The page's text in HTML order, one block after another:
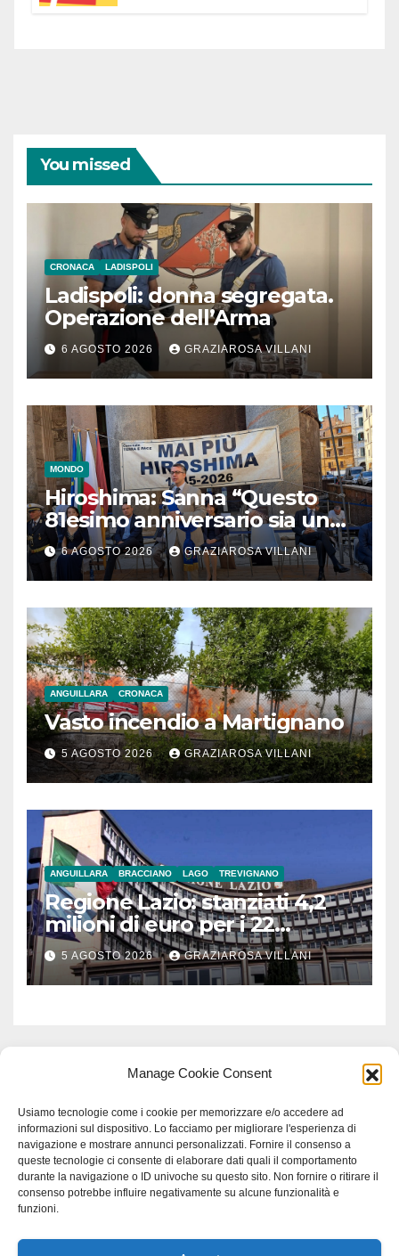
Manage Cookie Consent
Usiamo tecnologie come i cookie per memorizzare e/o accedere ad
informazioni sul dispositivo. Lo facciamo per migliorare l'esperienza di
navigazione e mostrare annunci personalizzati. Fornire il consenso a
queste tecnologie ci consente di elaborare dati quali il comportamento
durante la navigazione o ID univoche su questo sito. Non fornire o ritirare il
consenso potrebbe influire negativamente su alcune funzionalità e
funzioni.
You missed
CRONACA LADISPOLI
Ladispoli: donna segregata.
Operazione dell’Arma
6 AGOSTO 2026 GRAZIAROSA VILLANI
MONDO
Hiroshima: Sanna “Questo
81esimo anniversario sia un
monito per tutti”
6 AGOSTO 2026 GRAZIAROSA VILLANI
ANGUILLARA CRONACA
Vasto incendio a Martignano
5 AGOSTO 2026 GRAZIAROSA VILLANI
ANGUILLARA BRACCIANO LAGO TREVIGNANO
Regione Lazio: stanziati 4,2
milioni di euro per i 22
Comuni dell’Etruria
Meridionale
5 AGOSTO 2026 GRAZIAROSA VILLANI